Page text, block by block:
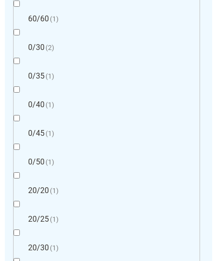
60/60 1
0/30 2
0/35 1
0/40 1
0/45 1
0/50 1
20/20 1
20/25 1
20/30 1